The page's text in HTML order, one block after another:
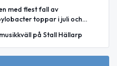
med flest fall av
toppar i juli och
på Stall Hällarp